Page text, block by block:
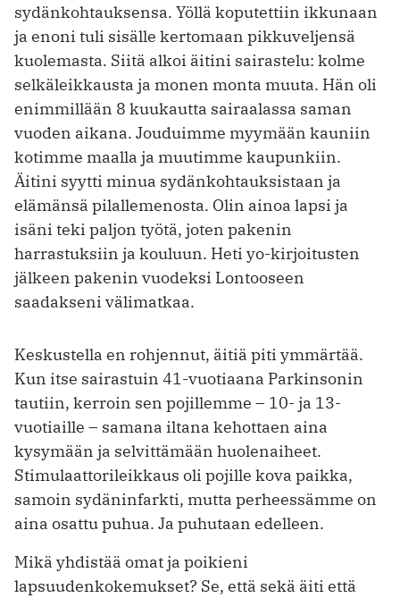
sydänkohtauksensa. Yöllä koputettiin ikkunaan
ja enoni tuli sisälle kertomaan pikkuveljensä
kuolemasta. Siitä alkoi äitini sairastelu: kolme
selkäleikkausta ja monen monta muuta. Hän oli
enimmillään 8 kuukautta sairaalassa saman
vuoden aikana. Jouduimme myymään kauniin
kotimme maalla ja muutimme kaupunkiin.
Äitini syytti minua sydänkohtauksistaan ja
elämänsä pilallemenosta. Olin ainoa lapsi ja
isäni teki paljon työtä, joten pakenin
harrastuksiin ja kouluun. Heti yo-kirjoitusten
jälkeen pakenin vuodeksi Lontooseen
saadakseni välimatkaa.
Keskustella en rohjennut, äitiä piti ymmärtää.
Kun itse sairastuin 41-vuotiaana Parkinsonin
tautiin, kerroin sen pojillemme – 10- ja 13-
vuotiaille – samana iltana kehottaen aina
kysymään ja selvittämään huolenaiheet.
Stimulaattorileikkaus oli pojille kova paikka,
samoin sydäninfarkti, mutta perheessämme on
aina osattu puhua. Ja puhutaan edelleen.
Mikä yhdistää omat ja poikieni
lapsuudenkokemukset? Se, että sekä äiti että